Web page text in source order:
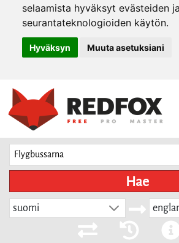
selaamista hyväksyt evästeiden
seurantateknologioiden käytön.
Hyväksyn Muuta asetuksiani
Hae
suomi